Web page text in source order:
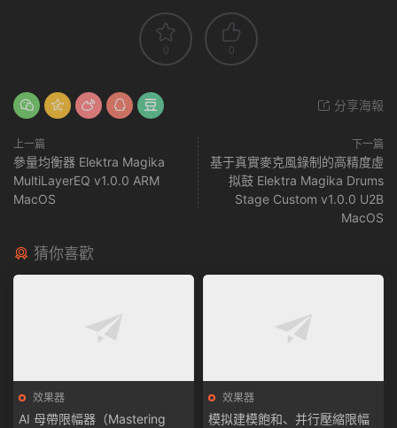
0 0
分享海報
上一篇
參量均衡器 Elektra Magika
MultiLayerEQ v1.0.0 ARM
MacOS
下一篇
基于真實麥克風錄制的高精度虛
拟鼓 Elektra Magika Drums
Stage Custom v1.0.0 U2B
MacOS
猜你喜歡
效果器
AI 母帶限幅器（Mastering
效果器
模拟建模飽和、并行壓縮限幅